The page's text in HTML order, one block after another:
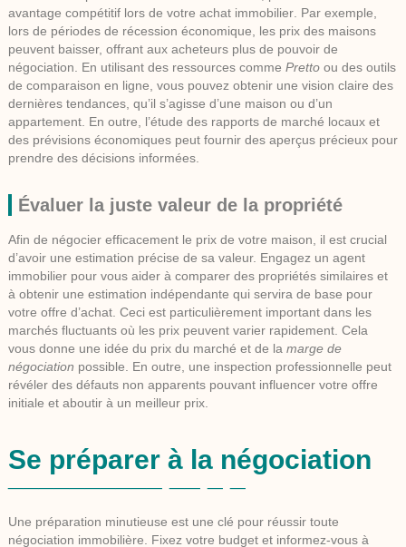
avantage compétitif lors de votre achat immobilier. Par exemple,
lors de périodes de récession économique, les prix des maisons
peuvent baisser, offrant aux acheteurs plus de pouvoir de
négociation. En utilisant des ressources comme Prettoou des outils
de comparaison en ligne, vous pouvez obtenir une vision claire des
dernières tendances, qu’il s’agisse d’une maison ou d’un
appartement. En outre, l’étude des rapports de marché locaux et
des prévisions économiques peut fournir des aperçus précieux pour
prendre des décisions informées.
Évaluer la juste valeur de la propriété
Afin de négocier efficacement le prix de votre maison , il est crucial
d’avoir une estimation précise de sa valeur. Engagez un agent
immobilierpour vous aider à comparer des propriétés similaires et
à obtenir une estimation indépendante qui servira de base pour
votre offre d’achat. Ceci est particulièrement important dans les
marchés fluctuants où les prix peuvent varier rapidement. Cela
vous donne une idée du prix du marché et de la marge de
négociation possible. En outre, une inspection professionnelle peut
révéler des défauts non apparents pouvant influencer votre offre
initiale et aboutir à un meilleur prix.
Se préparer à la négociation
Une préparation minutieuse est une clé pour réussir toute
négociation immobilière . Fixez votre budget et informez-vous à